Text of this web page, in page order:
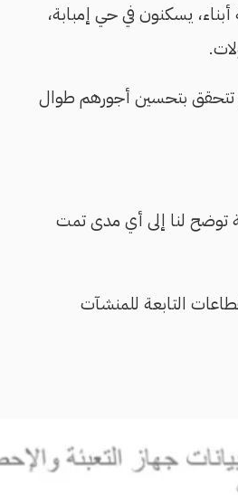
يسكنون في حي إمبابة،
تتحقق بتحسين أجورهم طوال
توضح لنا إلى أي مدى تمت
التابعة للمنشآت